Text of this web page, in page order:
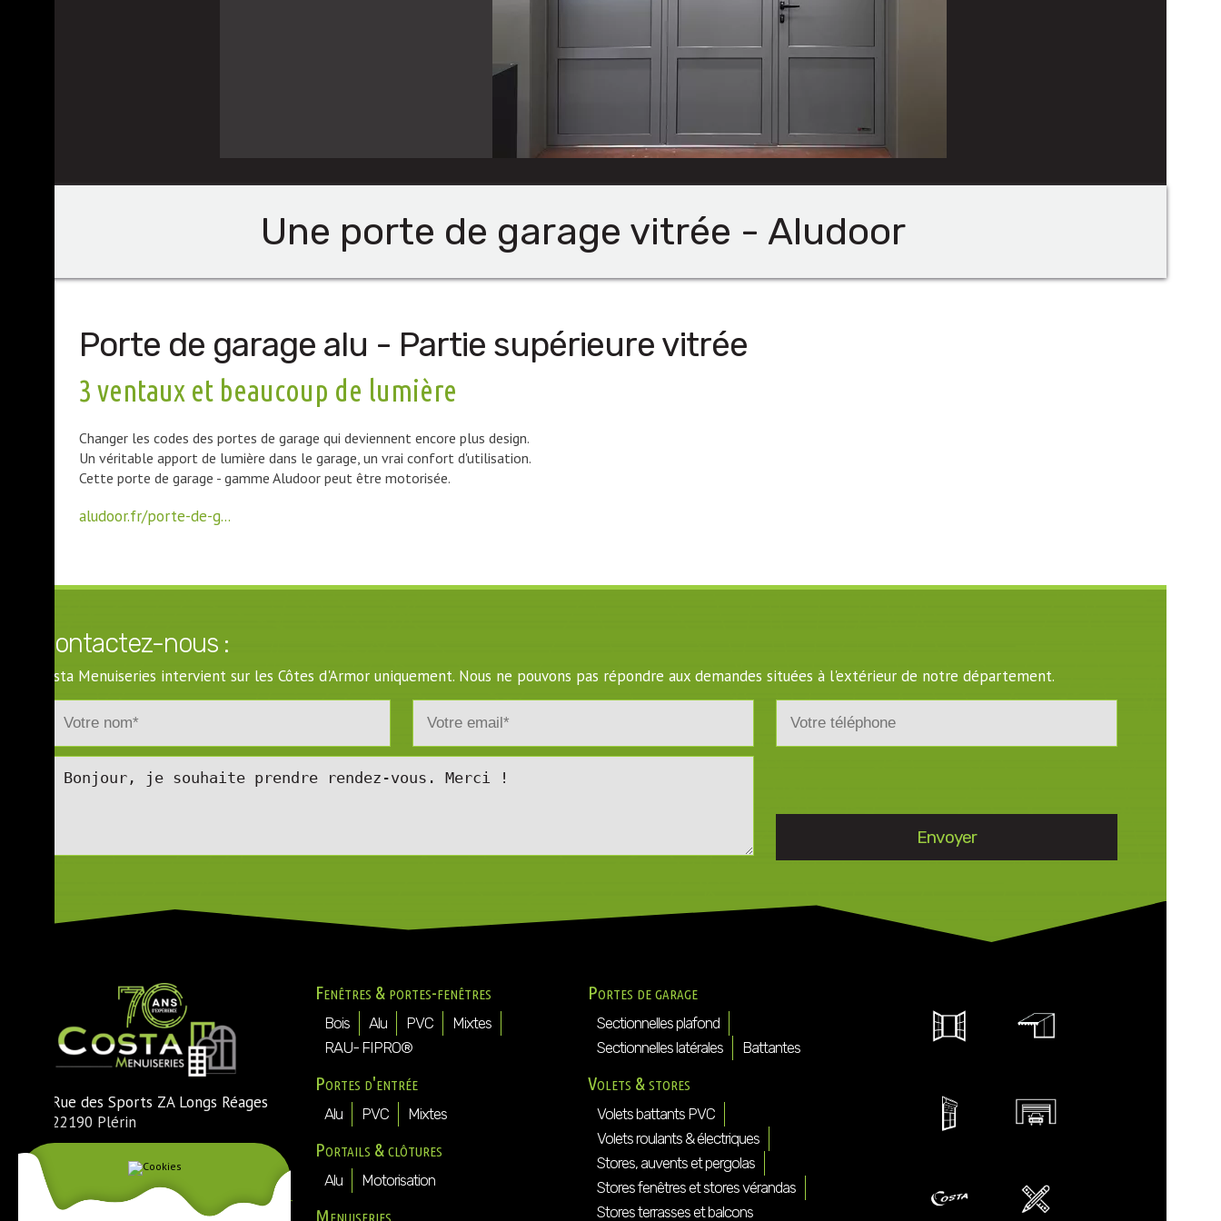
Une porte de garage vitrée - Aludoor
Porte de garage alu - Partie supérieure vitrée
3 ventaux et beaucoup de lumière
Changer les codes des portes de garage qui deviennent encore plus design.
Un véritable apport de lumière dans le garage, un vrai confort d'utilisation.
Cette porte de garage - gamme Aludoor peut être motorisée.
aludoor.fr/porte-de-g...
Contactez-nous :
Costa Menuiseries intervient sur les Côtes d'Armor uniquement. Nous ne pouvons pas répondre aux demandes situées à l'extérieur de notre département.
Rue des Sports ZA Longs Réages
22190 Plérin
Tél. : 02 96 74 54 30
Fax : 02 96 74 73 25
Mail :direction@costa-menuiseries-
Fenêtres & portes-fenêtres
Bois Alu PVC
Mixtes
RAU- FIPRO®
Portes d'entrée
Alu PVC Mixtes
Portails & clôtures
Alu Motorisation
Menuiseries
Portes de garage
Sectionnelles plafond
Sectionnelles latérales
Battantes
Volets & stores
Volets battants PVC
Volets roulants & électriques
Stores, auvents et pergolas
Stores fenêtres et stores vérandas
Stores terrasses et balcons